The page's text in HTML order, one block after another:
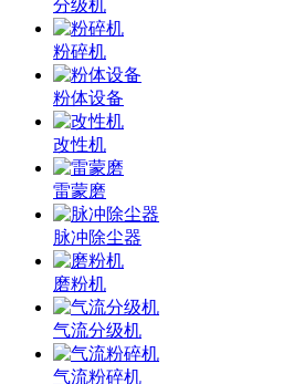
分级机
粉碎机
粉体设备
改性机
雷蒙磨
脉冲除尘器
磨粉机
气流分级机
气流粉碎机